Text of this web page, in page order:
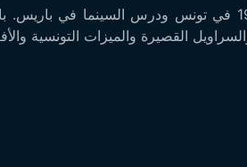
ولد أمين شيبوب في 22 مارس 1982 في تونس ودرس
القصيرة والميزات التونسية